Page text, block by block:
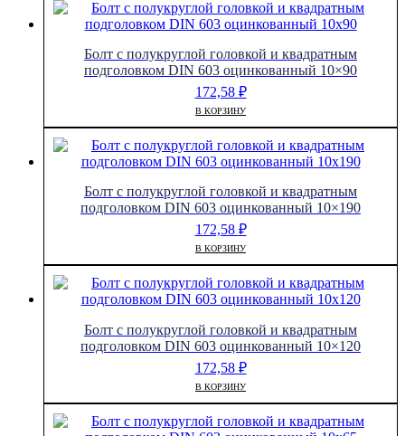
Болт с полукруглой головкой и квадратным
подголовком DIN 603 оцинкованный 10×90
172,58 ₽
В КОРЗИНУ
Болт с полукруглой головкой и квадратным
подголовком DIN 603 оцинкованный 10×190
172,58 ₽
В КОРЗИНУ
Болт с полукруглой головкой и квадратным
подголовком DIN 603 оцинкованный 10×120
172,58 ₽
В КОРЗИНУ